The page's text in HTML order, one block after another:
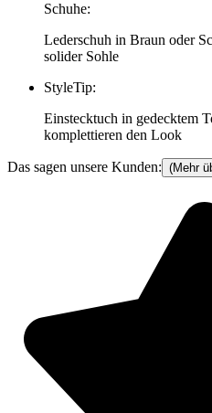
Schuhe:
Lederschuh in Braun oder
solider Sohle
StyleTip:
Einstecktuch in gedecktem
komplettieren den Look
Das sagen unsere Kunden: (Mehr